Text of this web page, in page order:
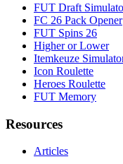
FUT Draft
FC 26 Pack Opener
FUT Spins 26
Higher or Lower
Itemkeuze
Icon Roulette
Heroes Roulette
FUT Memory
Resources
Articles